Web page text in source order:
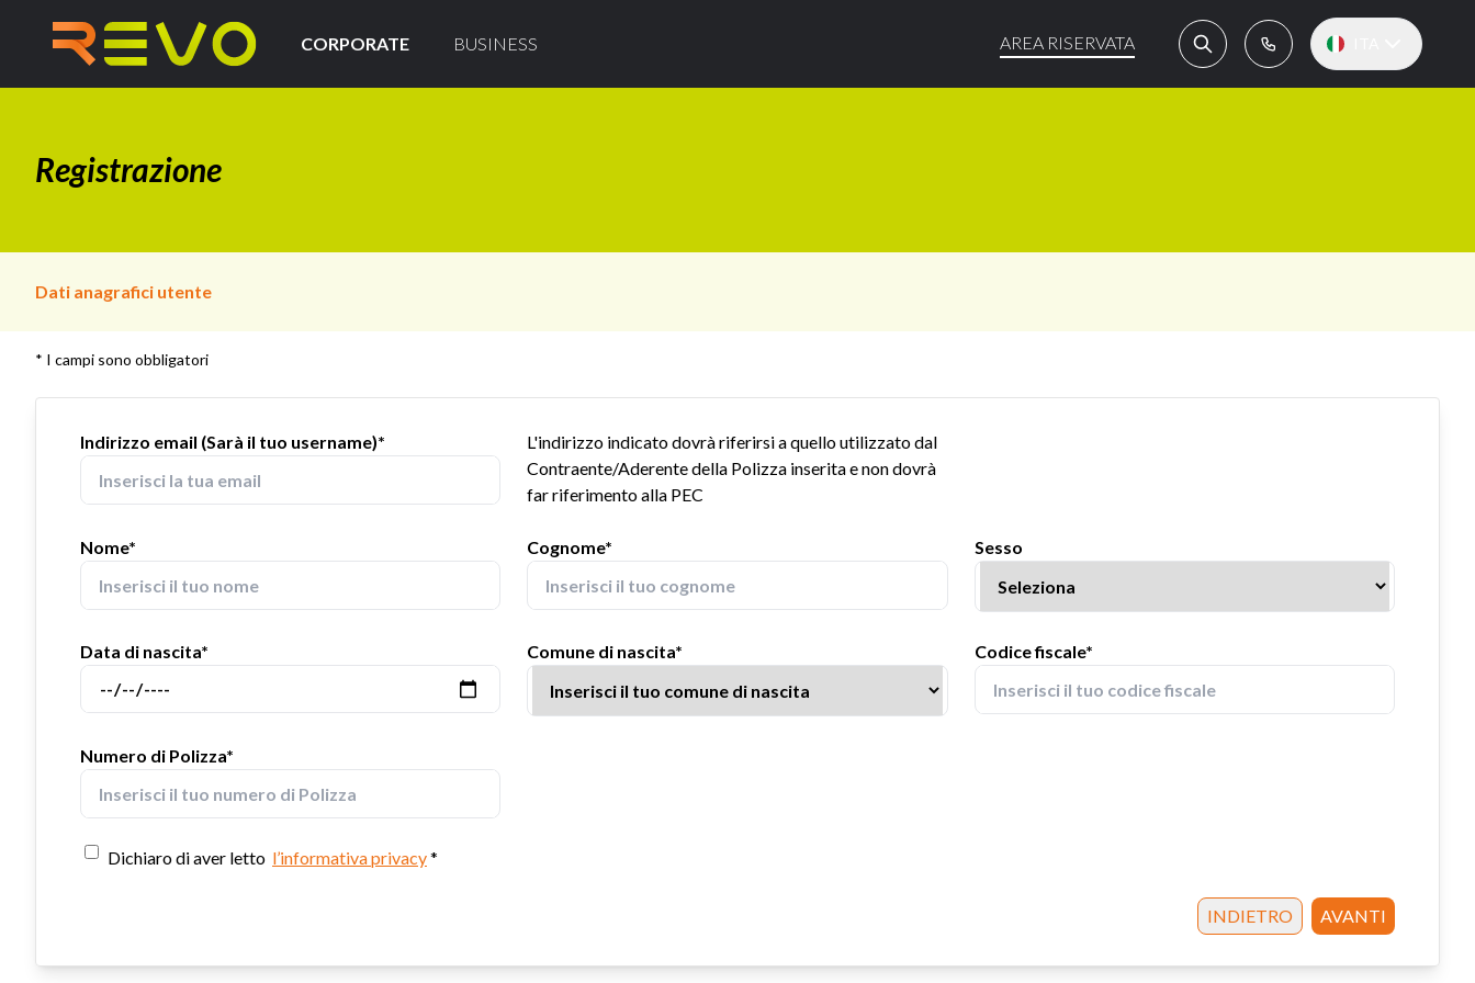
CORPORATE BUSINESS AREA RISERVATA
Registrazione
Dati anagrafici utente
* I campi sono obbligatori
Indirizzo email (Sarà il tuo username)*
L'indirizzo indicato dovrà riferirsi a quello utilizzato dal
Contraente/Aderente della Polizza inserita e non dovrà
far riferimento alla PEC
Nome* Cognome* Sesso
Data di nascita* Comune di nascita* Codice fiscale*
Numero di Polizza*
Dichiaro di aver letto l’informativa privacy*
INDIETRO AVANTI